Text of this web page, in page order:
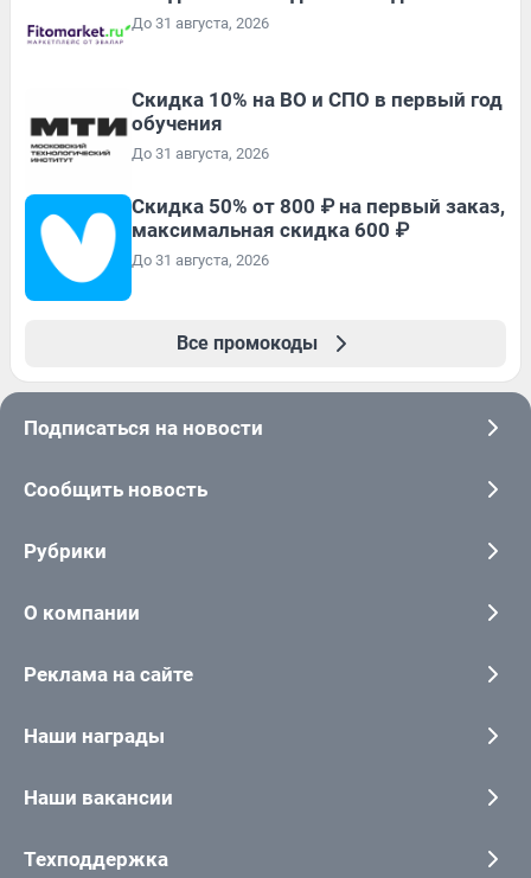
До 31 августа, 2026
Скидка 10% на ВО и СПО в первый год
обучения
До 31 августа, 2026
Скидка 50% от 800 ₽ на первый заказ,
максимальная скидка 600 ₽
До 31 августа, 2026
Все промокоды
Подписаться на новости
Сообщить новость
Рубрики
О компании
Реклама на сайте
Наши награды
Наши вакансии
Техподдержка